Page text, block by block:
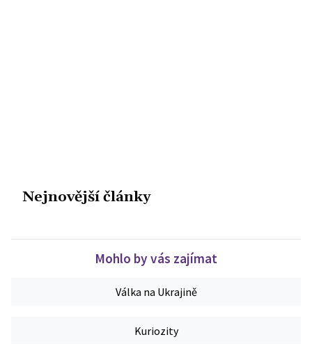
Nejnovější články
Mohlo by vás zajímat
Válka na Ukrajině
Kuriozity